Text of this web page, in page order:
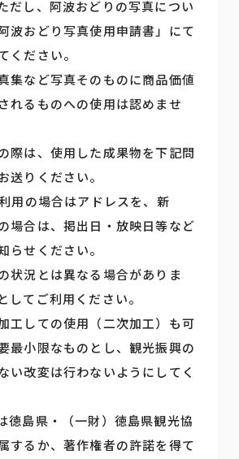
だし、阿波おどりの写真につい
波おどり写真使用申請書」にて
ください。
集など写真そのものに商品価値
れるものへの使用は認めませ
際は、使用した成果物を下記問
送りください。
用の場合はアドレスを、新
場合は、掲出日・放映日等など
らせください。
状況とは異なる場合がありま
してご利用ください。
工しての使用（二次加工）も可
最小限なものとし、観光振興の
い改変は行わないようにしてく
徳島県・（一財）徳島県観光協
するか、著作権者の許諾を得て